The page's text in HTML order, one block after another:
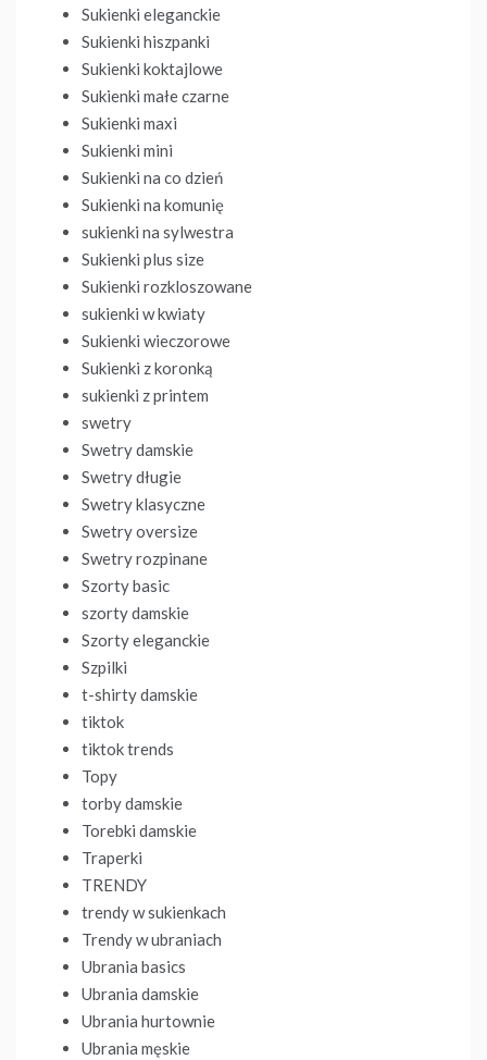
Sukienki eleganckie
Sukienki hiszpanki
Sukienki koktajlowe
Sukienki małe czarne
Sukienki maxi
Sukienki mini
Sukienki na co dzień
Sukienki na komunię
sukienki na sylwestra
Sukienki plus size
Sukienki rozkloszowane
sukienki w kwiaty
Sukienki wieczorowe
Sukienki z koronką
sukienki z printem
swetry
Swetry damskie
Swetry długie
Swetry klasyczne
Swetry oversize
Swetry rozpinane
Szorty basic
szorty damskie
Szorty eleganckie
Szpilki
t-shirty damskie
tiktok
tiktok trends
Topy
torby damskie
Torebki damskie
Traperki
TRENDY
trendy w sukienkach
Trendy w ubraniach
Ubrania basics
Ubrania damskie
Ubrania hurtownie
Ubrania męskie